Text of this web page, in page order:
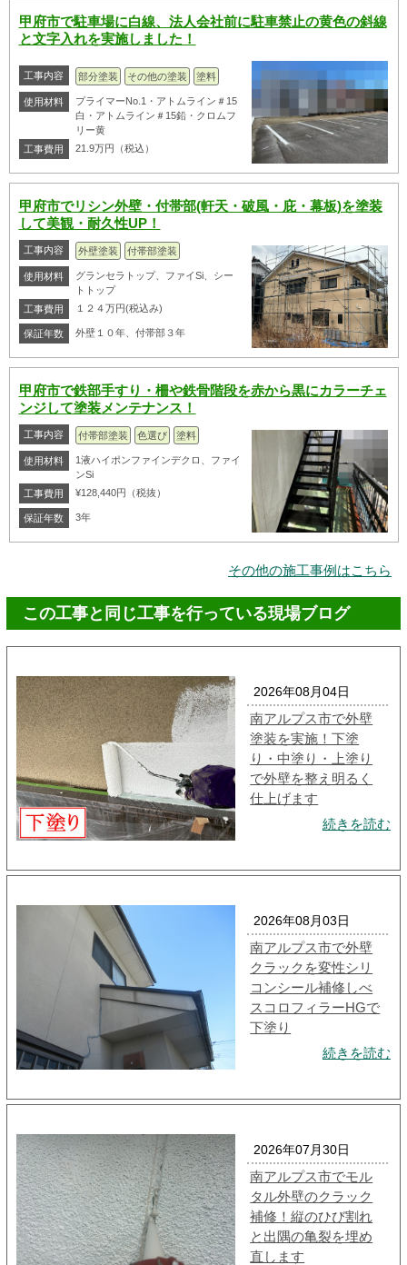
甲府市で駐車場に白線、法人会社前に駐車禁止の黄色の斜線
と文字入れを実施しました！
工事内容 部分塗装 その他の塗装 塗料
使用材料
プライマーNo.1・アトムライン＃15
白・アトムライン＃15鉛・クロムフ
リー黄
工事費用
21.9万円（税込）
甲府市でリシン外壁・付帯部(軒天・破風・庇・幕板)を塗装
して美観・耐久性UP！
工事内容 外壁塗装 付帯部塗装
使用材料
グランセラトップ、ファイSi、シー
トトップ
工事費用
１２４万円(税込み)
保証年数 外壁１０年、付帯部３年
甲府市で鉄部手すり・柵や鉄骨階段を赤から黒にカラーチェ
ンジして塗装メンテナンス！
工事内容 付帯部塗装 色選び 塗料
使用材料
1液ハイポンファインデクロ、ファイ
ンSi
工事費用
¥128,440円（税抜）
保証年数 3年
その他の施工事例はこちら
この工事と同じ工事を行っている現場ブログ
2026年08月04日
南アルプス市で外壁
塗装を実施！下塗
り・中塗り・上塗り
で外壁を整え明るく
仕上げます
続きを読む
2026年08月03日
南アルプス市で外壁
クラックを変性シリ
コンシール補修しべ
スコロフィラーHGで
下塗り
続きを読む
2026年07月30日
南アルプス市でモル
タル外壁のクラック
補修！縦のひび割れ
と出隅の亀裂を埋め
直します